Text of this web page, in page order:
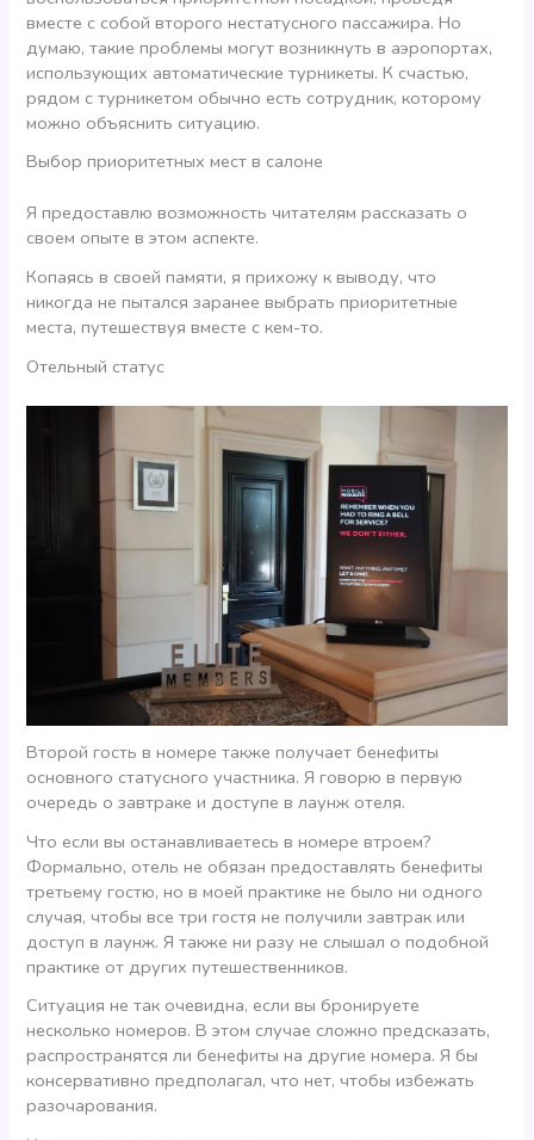
вместе с собой второго нестатусного пассажира. Но
думаю, такие проблемы могут возникнуть в аэропортах,
использующих автоматические турникеты. К счастью,
рядом с турникетом обычно есть сотрудник, которому
можно объяснить ситуацию.
Выбор приоритетных мест в салоне
Я предоставлю возможность читателям рассказать о
своем опыте в этом аспекте.
Копаясь в своей памяти, я прихожу к выводу, что
никогда не пытался заранее выбрать приоритетные
места, путешествуя вместе с кем-то.
Отельный статус
Второй гость в номере также получает бенефиты
основного статусного участника. Я говорю в первую
очередь о завтраке и доступе в лаунж отеля.
Что если вы останавливаетесь в номере втроем?
Формально, отель не обязан предоставлять бенефиты
третьему гостю, но в моей практике не было ни одного
случая, чтобы все три гостя не получили завтрак или
доступ в лаунж. Я также ни разу не слышал о подобной
практике от других путешественников.
Ситуация не так очевидна, если вы бронируете
несколько номеров. В этом случае сложно предсказать,
распространятся ли бенефиты на другие номера. Я бы
консервативно предполагал, что нет, чтобы избежать
разочарования.